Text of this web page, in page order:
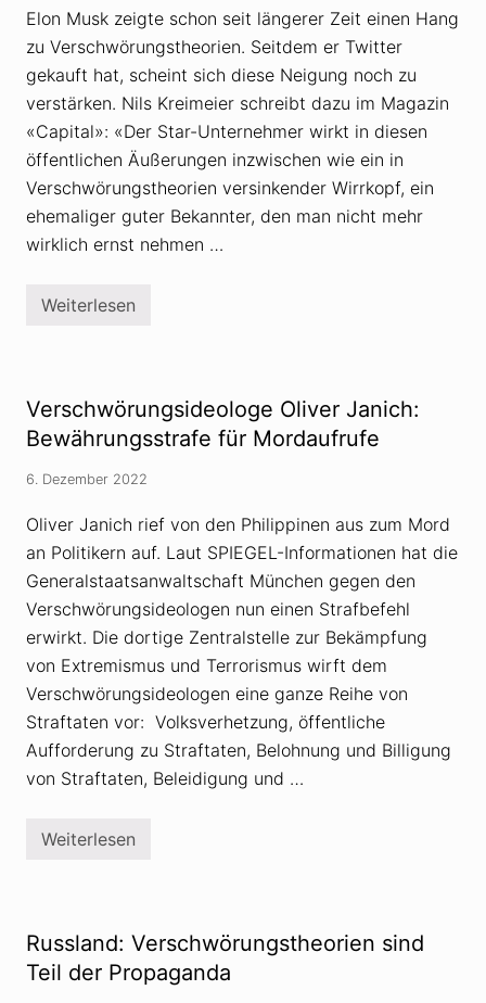
d
e
r
E
s
o
k
r
a
t
u
J
e
d
e
Z
a
n
z
i
g
s
e
e
d
a
n
k
n
u
t
d
e
r
R
e
c
h
s
ü
r
g
e
a
h
Elon Musk zeigte schon seit längerer Zeit einen Hang
zu Verschwörungstheorien. Seitdem er Twitter
gekauft hat, scheint sich diese Neigung noch zu
verstärken. Nils Kreimeier schreibt dazu im Magazin
«Capital»: «Der Star-Unternehmer wirkt in diesen
öffentlichen Äußerungen inzwischen wie ein in
Verschwörungstheorien versinkender Wirrkopf, ein
ehemaliger guter Bekannter, den man nicht mehr
wirklich ernst nehmen …
E
u
s
k
a
l
s
e
r
s
c
h
w
u
n
g
t
h
e
o
t
i
n
d
I
Weiterlesen
Verschwörungsideologe Oliver Janich:
Bewährungsstrafe für Mordaufrufe
6. Dezember 2022
Oliver Janich rief von den Philippinen aus zum Mord
an Politikern auf. Laut SPIEGEL-Informationen hat die
Generalstaatsanwaltschaft München gegen den
Verschwörungsideologen nun einen Strafbefehl
erwirkt. Die dortige Zentralstelle zur Bekämpfung
von Extremismus und Terrorismus wirft dem
Verschwörungsideologen eine ganze Reihe von
Straftaten vor: Volksverhetzung, öffentliche
Aufforderung zu Straftaten, Belohnung und Billigung
von Straftaten, Beleidigung und …
V
w
ö
r
Weiterlesen
Russland: Verschwörungstheorien sind
Teil der Propaganda